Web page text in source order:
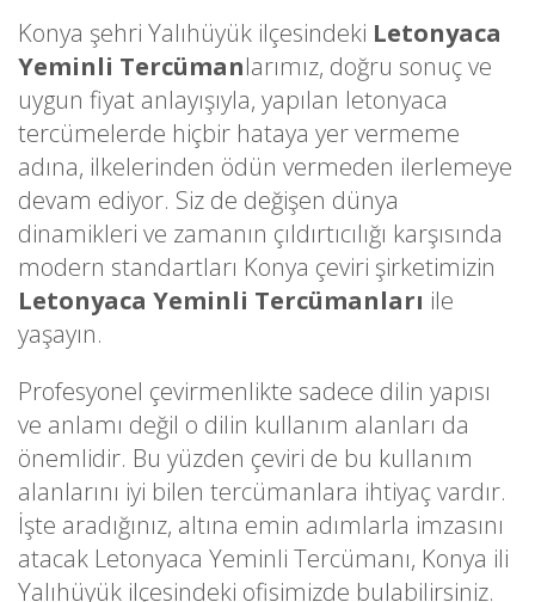
Konya şehri Yalıhüyük ilçesindeki Letonyaca
Yeminli Tercümanlarımız, doğru sonuç ve
uygun fiyat anlayışıyla, yapılan letonyaca
tercümelerde hiçbir hataya yer vermeme
adına, ilkelerinden ödün vermeden ilerlemeye
devam ediyor. Siz de değişen dünya
dinamikleri ve zamanın çıldırtıcılığı karşısında
modern standartları Konya çeviri şirketimizin
Letonyaca Yeminli Tercümanları ile
yaşayın.
Profesyonel çevirmenlikte sadece dilin yapısı
ve anlamı değil o dilin kullanım alanları da
önemlidir. Bu yüzden çeviri de bu kullanım
alanlarını iyi bilen tercümanlara ihtiyaç vardır.
İşte aradığınız, altına emin adımlarla imzasını
atacak Letonyaca Yeminli Tercümanı, Konya ili
Yalıhüyük ilçesindeki ofisimizde bulabilirsiniz.